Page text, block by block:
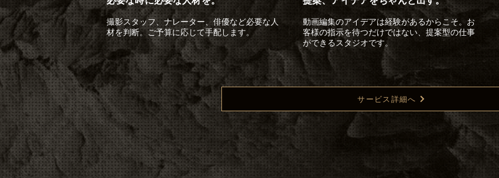
撮影スタッフ、ナレーター、俳優など必要な人
材を判断。ご予算に応じて手配します。
動画編集のアイデアは経験があるからこそ。お
客様の指示を待つだけではない、提案型の仕事
ができるスタジオです。
サービス詳細へ